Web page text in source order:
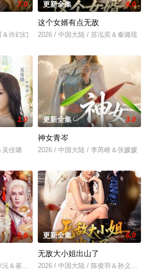
7.0
许幻幻
更新全集 8.0
这个女婿有点无敌
2026 / 中国大陆 / 苏泓奕＆秦璐瑶
1.0
佳璐
更新全集 3.0
神女青岑
2026 / 中国大陆 / 李芮峤＆张媛媛
5.0
＆崔尹思汉
更新全集 6.0
无敌大小姐出山了
2026 / 中国大陆 / 陈俊羽＆孙义宸＆郭亚宁